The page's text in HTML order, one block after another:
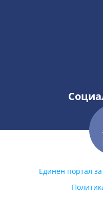
Единен портал